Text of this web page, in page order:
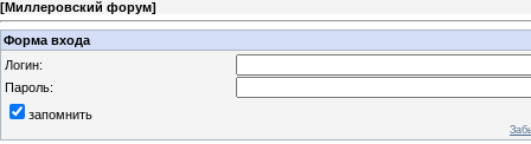
[Миллеровский форум]
Форма входа
Логин:
Пароль:
запомнить